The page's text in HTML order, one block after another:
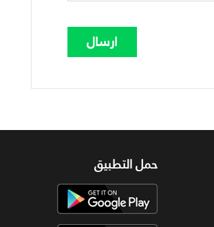
حمل التطبيق